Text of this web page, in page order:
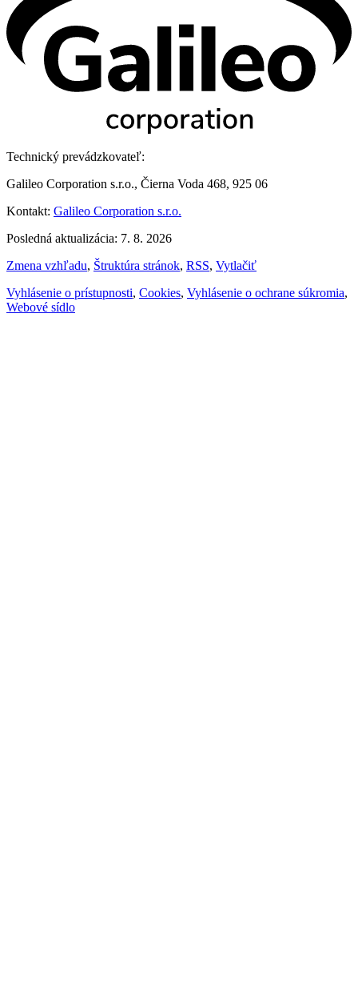
Technický prevádzkovateľ:
Galileo Corporation s.r.o., Čierna Voda 468, 925 06
Kontakt: Galileo Corporation s.r.o.
Posledná aktualizácia: 7. 8. 2026
Zmena vzhľadu, Štruktúra stránok, RSS, Vytlačiť
Vyhlásenie o prístupnosti, Cookies, Vyhlásenie o ochrane súkromia,
Webové sídlo